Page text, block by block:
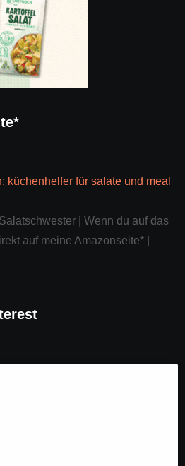
| Wenn du auf das
auf meine Amazonseite* |